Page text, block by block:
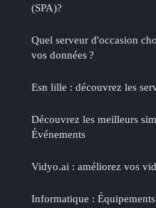
(SPA)?
Quel serveur d'occasion
vos données ?
Esn lille : découvrez les
Découvrez les meilleurs
Événements
Vidyo.ai : améliorez vos
Informatique :